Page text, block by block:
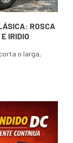
ROSCA
IRIDIO
o larga,